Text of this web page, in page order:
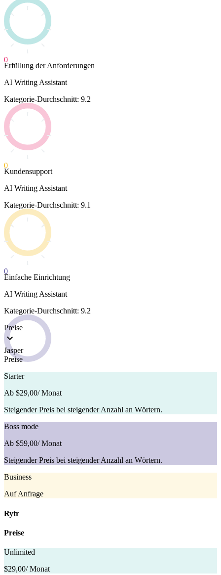
0
Erfüllung der Anforderungen
AI Writing Assistant
Kategorie-Durchschnitt: 9.2
0
Kundensupport
AI Writing Assistant
Kategorie-Durchschnitt: 9.1
0
Einfache Einrichtung
AI Writing Assistant
Kategorie-Durchschnitt: 9.2
Preise
Jasper
Preise
Starter
Ab $29,00/ Monat
Steigender Preis bei steigender Anzahl an Wörtern.
Boss mode
Ab $59,00/ Monat
Steigender Preis bei steigender Anzahl an Wörtern.
Business
Auf Anfrage
Rytr
Preise
Unlimited
$29,00/ Monat